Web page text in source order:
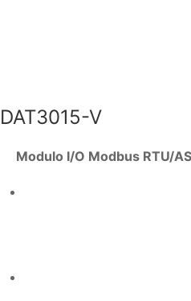
DAT3015-V
Modulo I/O Modbus RTU/